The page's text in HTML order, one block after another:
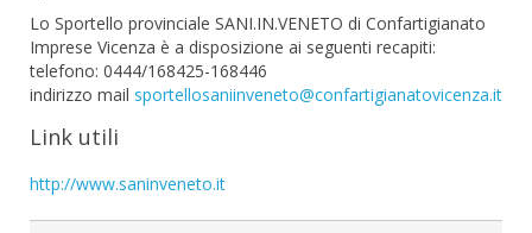
Lo Sportello provinciale SANI.IN.VENETO di Confartigianato
Imprese Vicenza è a disposizione ai seguenti recapiti:
telefono: 0444/168425-168446
indirizzo mail sportellosaniinveneto@confartigianatovicenza.it
Link utili
http://www.saninveneto.it